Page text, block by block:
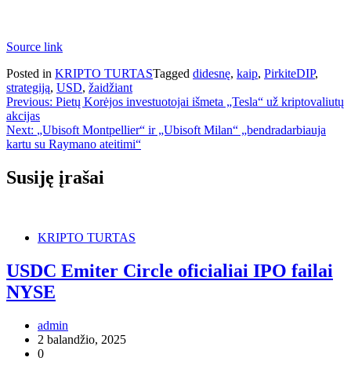
Source link
Posted in KRIPTO TURTASTagged didesnę, kaip, PirkiteDIP,
strategiją, USD, žaidžiant
Navigacija
tarp
įrašų
Previous: Pietų Korėjos investuotojai išmeta „Tesla“ už kriptovaliutų
akcijas
Next: „Ubisoft Montpellier“ ir „Ubisoft Milan“ „bendradarbiauja
kartu su Raymano ateitimi“
Susiję įrašai
KRIPTO TURTAS
USDC Emiter Circle oficialiai IPO failai
NYSE
admin
2 balandžio, 2025
0